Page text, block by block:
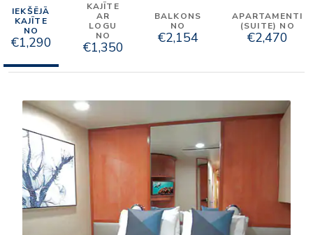
IEKŠĒJĀ
KAJĪTE
NO
€1,290
KAJĪTE
AR
LOGU
NO
€1,350
BALKONS
NO
€2,154
APARTAMENTI
(SUITE) NO
€2,470